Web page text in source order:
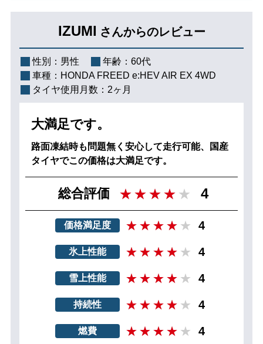
IZUMI さんからのレビュー
性別： 男性 年齢： 60代
車種： HONDA FREED e:HEV AIR EX 4WD
タイヤ使用月数： 2ヶ月
大満足です。
路面凍結時も問題無く安心して走行可能、国産
タイヤでこの価格は大満足です。
総合評価 4
価格満足度 4
氷上性能 4
雪上性能 4
持続性 4
燃費 4